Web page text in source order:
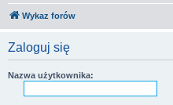
Wykaz forów
Zaloguj się
Nazwa użytkownika: